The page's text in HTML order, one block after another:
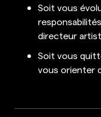
Soit vous
directeur
Soit vous
vous orienter